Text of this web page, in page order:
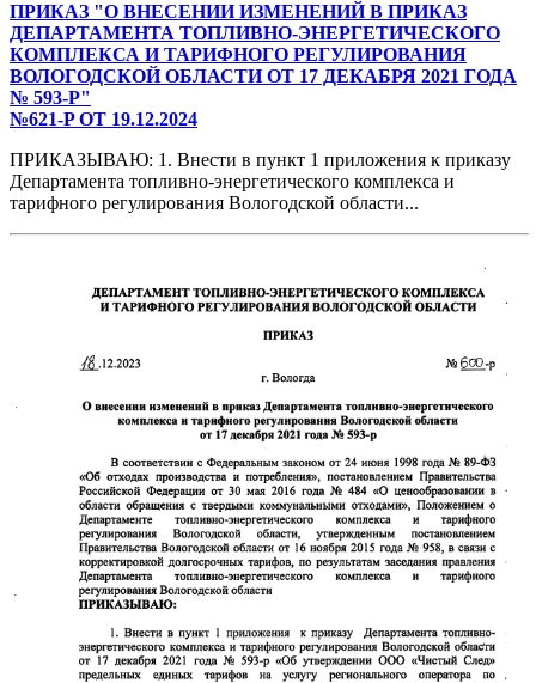
ПРИКАЗ "О ВНЕСЕНИИ ИЗМЕНЕНИЙ В ПРИКАЗ
ДЕПАРТАМЕНТА ТОПЛИВНО-ЭНЕРГЕТИЧЕСКОГО
КОМПЛЕКСА И ТАРИФНОГО РЕГУЛИРОВАНИЯ
ВОЛОГОДСКОЙ ОБЛАСТИ ОТ 17 ДЕКАБРЯ 2021 ГОДА
№ 593-Р"
№621-P ОТ 19.12.2024
ПРИКАЗЫВАЮ: 1. Внести в пункт 1 приложения к приказу
Департамента топливно-энергетического комплекса и
тарифного регулирования Вологодской области...